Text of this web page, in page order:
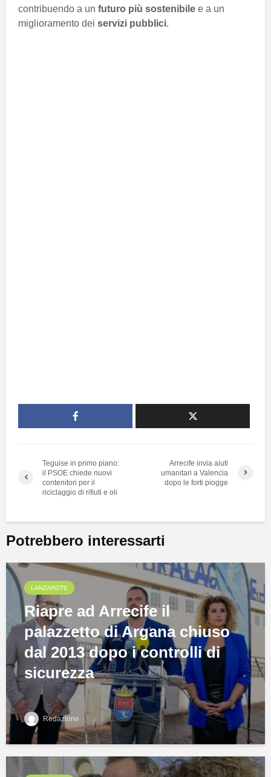
contribuendo a un futuro più sostenibile e a un
miglioramento dei servizi pubblici.
Teguise in primo piano:
il PSOE chiede nuovi
contenitori per il
riciclaggio di rifiuti e oli
Arrecife invia aiuti
umanitari a Valencia
dopo le forti piogge
Potrebbero interessarti
LANZAROTE
Riapre ad Arrecife il
palazzetto di Argana chiuso
dal 2013 dopo i controlli di
sicurezza
Redazione